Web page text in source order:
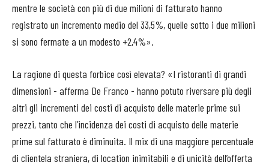
mentre le società con più di due milioni di fatturato hanno
registrato un incremento medio del 33,5%, quelle sotto i due milioni
si sono fermate a un modesto +2,4%».
La ragione di questa forbice così elevata? «I ristoranti di grandi
dimensioni - afferma De Franco - hanno potuto riversare più degli
altri gli incrementi dei costi di acquisto delle materie prime sui
prezzi, tanto che l’incidenza dei costi di acquisto delle materie
prime sul fatturato è diminuita. Il mix di una maggiore percentuale
di clientela straniera, di location inimitabili e di unicità dell’offerta